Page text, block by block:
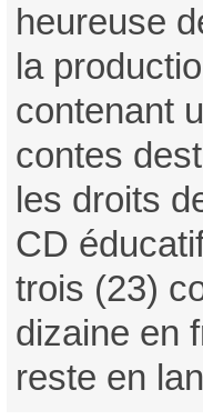
heureuse
la
contenant
contes
les droits
CD
trois (23)
dizaine en
reste en